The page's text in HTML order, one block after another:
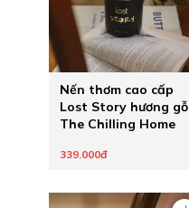
Nến thơm cao cấp
Lost Story hương gỗ
The Chilling Home
339.000đ